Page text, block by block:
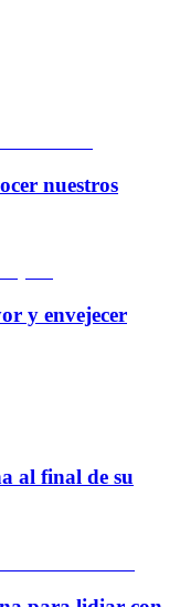
nuestros
y envejecer
al final de su